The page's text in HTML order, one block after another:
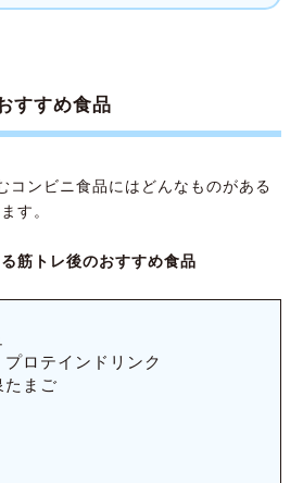
すすめ食品
コンビニ食品にはどんなものがある
す。
筋トレ後のおすすめ食品
プロテインドリンク
たまご